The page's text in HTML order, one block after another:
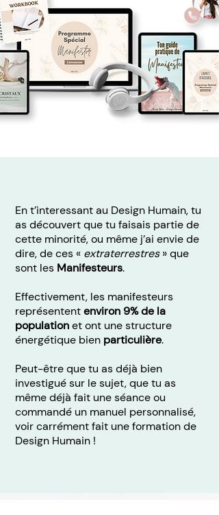
En t’interessant au Design Humain, tu
as découvert que tu faisais partie de
cette minorité, ou même j’ai envie de
dire, de ces « extraterrestres» que
sont les Manifesteurs.
Effectivement, les manifesteurs
représententenviron 9% de la
populationet ont une structure
énergétique bien particulière.
Peut-être que tu as déjà bien
investigué sur le sujet, que tu as
même déjà fait une séance ou
commandé un manuel personnalisé,
voir carrément fait une formation de
Design Humain !